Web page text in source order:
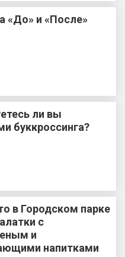
«До» и «После»
ли вы
буккроссинга?
в Городском парке
с
и
напитками